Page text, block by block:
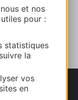
et nos
pour :
statistiques
la
vos
en